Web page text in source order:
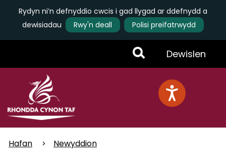
Rydyn ni’n defnyddio cwcis i gad llygad ar ddefnydd a
dewisiadau
Rwy'n deall
Polisi preifatrwydd
Toggle
Menu
Dewislen
Hafan Newyddion